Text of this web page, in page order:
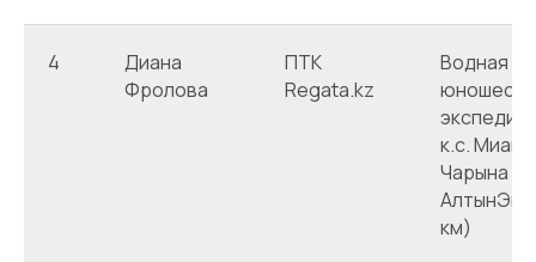
4
Диана
Фролова
ПТК
Regata.kz
Водная
к.с.
Чарына -
км)